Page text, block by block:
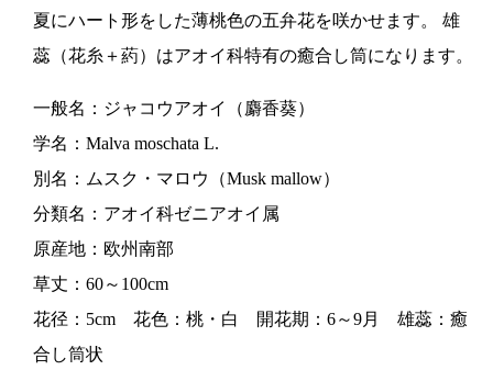
夏にハート形をした薄桃色の五弁花を咲かせます。 雄
蕊（花糸＋葯）はアオイ科特有の癒合し筒になります。
一般名：ジャコウアオイ（麝香葵）
学名：Malva moschata L.
別名：ムスク・マロウ（Musk mallow）
分類名：アオイ科ゼニアオイ属
原産地：欧州南部
草丈：60～100cm
花径：5cm 花色：桃・白 開花期：6～9月 雄蕊：癒
合し筒状